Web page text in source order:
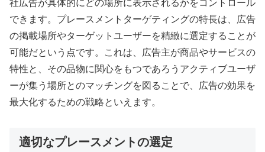
社広告が具体的にどの場所に表示されるかをコントロール
できます。プレースメントターゲティングの特長は、広告
の掲載場所やターゲットユーザーを精緻に選定することが
可能だという点です。これは、広告主が商品やサービスの
特性と、その品物に関心をもつであろうアクティブユーザ
ーが集う場所とのマッチングを図ることで、広告の効果を
最大化するための戦略といえます。
適切なプレースメントの選定